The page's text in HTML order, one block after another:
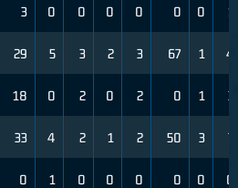
3 0 0 0 0 0 0 1
29 5 3 2 3 67 1 4
18 0 2 0 2 0 1 3
33 4 2 1 2 50 3 7
0 1 0 0 0 0 0 0